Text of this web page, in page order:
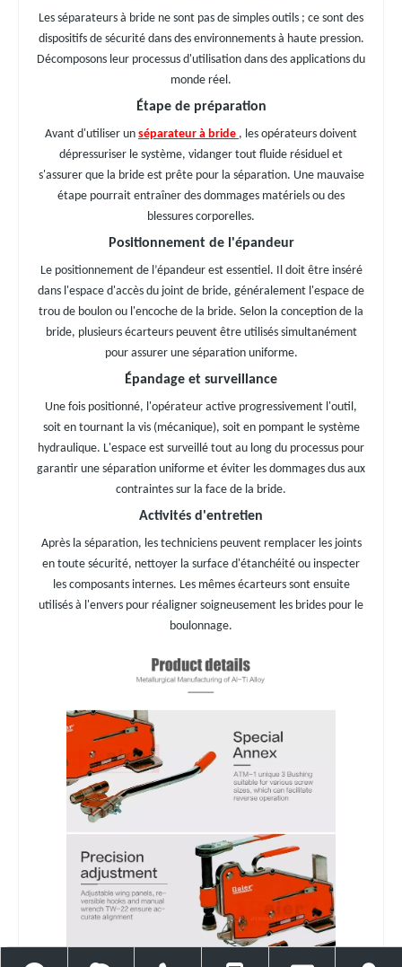
Les séparateurs à bride ne sont pas de simples outils ; ce sont des
dispositifs de sécurité dans des environnements à haute pression.
Décomposons leur processus d'utilisation dans des applications du
monde réel.
Étape de préparation
Avant d'utiliser un séparateur à bride , les opérateurs doivent
dépressuriser le système, vidanger tout fluide résiduel et
s'assurer que la bride est prête pour la séparation. Une mauvaise
étape pourrait entraîner des dommages matériels ou des
blessures corporelles.
Positionnement de l'épandeur
Le positionnement de l’épandeur est essentiel. Il doit être inséré
dans l'espace d'accès du joint de bride, généralement l'espace de
trou de boulon ou l'encoche de la bride. Selon la conception de la
bride, plusieurs écarteurs peuvent être utilisés simultanément
pour assurer une séparation uniforme.
Épandage et surveillance
Une fois positionné, l'opérateur active progressivement l'outil,
soit en tournant la vis (mécanique), soit en pompant le système
hydraulique. L'espace est surveillé tout au long du processus pour
garantir une séparation uniforme et éviter les dommages dus aux
contraintes sur la face de la bride.
Activités d'entretien
Après la séparation, les techniciens peuvent remplacer les joints
en toute sécurité, nettoyer la surface d'étanchéité ou inspecter
les composants internes. Les mêmes écarteurs sont ensuite
utilisés à l'envers pour réaligner soigneusement les brides pour le
boulonnage.